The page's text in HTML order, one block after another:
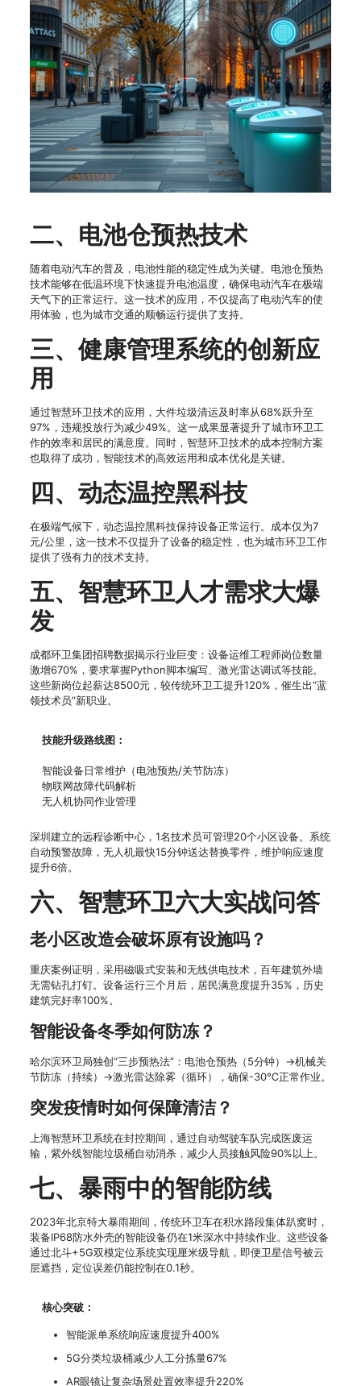
二、电池仓预热技术
随着电动汽车的普及，电池性能的稳定性成为关键。电池仓预热
技术能够在低温环境下快速提升电池温度，确保电动汽车在极端
天气下的正常运行。这一技术的应用，不仅提高了电动汽车的使
用体验，也为城市交通的顺畅运行提供了支持。
三、健康管理系统的创新应
用
通过智慧环卫技术的应用，大件垃圾清运及时率从68%跃升至
97%，违规投放行为减少49%。这一成果显著提升了城市环卫工
作的效率和居民的满意度。同时，智慧环卫技术的成本控制方案
也取得了成功，智能技术的高效运用和成本优化是关键。
四、动态温控黑科技
在极端气候下，动态温控黑科技保持设备正常运行。成本仅为7
元/公里，这一技术不仅提升了设备的稳定性，也为城市环卫工作
提供了强有力的技术支持。
五、智慧环卫人才需求大爆
发
成都环卫集团招聘数据揭示行业巨变：设备运维工程师岗位数量
激增670%，要求掌握Python脚本编写、激光雷达调试等技能。
这些新岗位起薪达8500元，较传统环卫工提升120%，催生出“蓝
领技术员”新职业。
技能升级路线图：
智能设备日常维护（电池预热/关节防冻）
物联网故障代码解析
无人机协同作业管理
深圳建立的远程诊断中心，1名技术员可管理20个小区设备。系统
自动预警故障，无人机最快15分钟送达替换零件，维护响应速度
提升6倍。
六、智慧环卫六大实战问答
老小区改造会破坏原有设施吗？
重庆案例证明，采用磁吸式安装和无线供电技术，百年建筑外墙
无需钻孔打钉。设备运行三个月后，居民满意度提升35%，历史
建筑完好率100%。
智能设备冬季如何防冻？
哈尔滨环卫局独创“三步预热法”：电池仓预热（5分钟）→机械关
节防冻（持续）→激光雷达除雾（循环），确保-30℃正常作业。
突发疫情时如何保障清洁？
上海智慧环卫系统在封控期间，通过自动驾驶车队完成医废运
输，紫外线智能垃圾桶自动消杀，减少人员接触风险90%以上。
七、暴雨中的智能防线
2023年北京特大暴雨期间，传统环卫车在积水路段集体趴窝时，
装备IP68防水外壳的智能设备仍在1米深水中持续作业。这些设备
通过北斗+5G双模定位系统实现厘米级导航，即便卫星信号被云
层遮挡，定位误差仍能控制在0.1秒。
核心突破：
智能派单系统响应速度提升400%
5G分类垃圾桶减少人工分拣量67%
AR眼镜让复杂场景处置效率提升220%